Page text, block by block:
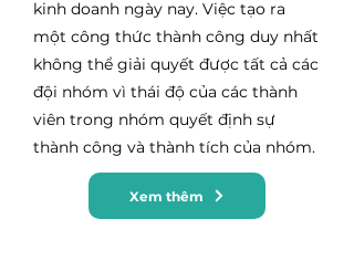
kinh doanh ngày nay. Việc tạo ra
một công thức thành công duy nhất
không thể giải quyết được tất cả các
đội nhóm vì thái độ của các thành
viên trong nhóm quyết định sự
thành công và thành tích của nhóm.
Xem thêm